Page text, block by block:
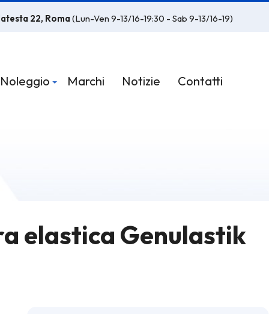
22, Roma (Lun-Ven 9-13/16-19:30 - Sab 9-13/16-19)
Noleggio Marchi Notizie Contatti
elastica Genulastik